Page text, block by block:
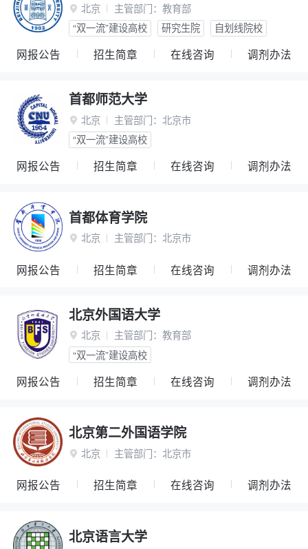
 北京 主管部门： 教育部
“双一流”建设高校
研究生院 自划线院校
网报公告 招生简章 在线咨询 调剂办法
首都师范大学
 北京 主管部门： 北京市
“双一流”建设高校
网报公告 招生简章 在线咨询 调剂办法
首都体育学院
 北京 主管部门： 北京市
网报公告 招生简章 在线咨询 调剂办法
北京外国语大学
 北京 主管部门： 教育部
“双一流”建设高校
网报公告 招生简章 在线咨询 调剂办法
北京第二外国语学院
 北京 主管部门： 北京市
网报公告 招生简章 在线咨询 调剂办法
北京语言大学